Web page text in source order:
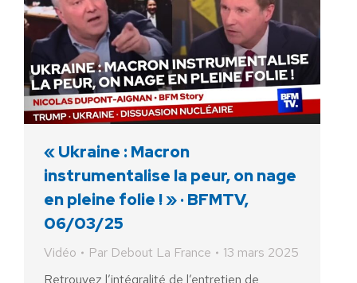
« Ukraine : Macron
instrumentalise la peur, on nage
en pleine folie ! » · BFMTV,
06/03/25
Vidéo Par Debout La France
13 mars 2025